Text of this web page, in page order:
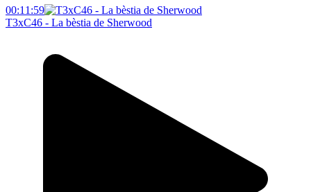
00:11:59
T3xC46 - La bèstia de Sherwood